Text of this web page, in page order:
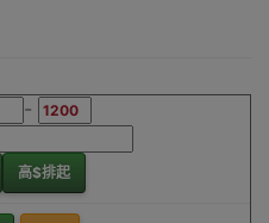
-
高$排起